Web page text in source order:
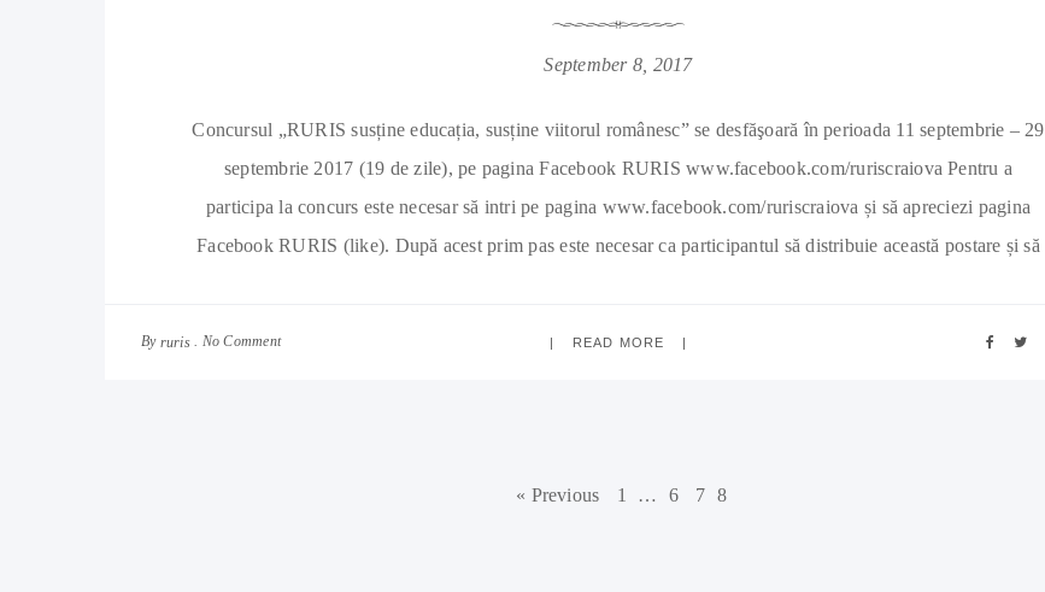
September 8, 2017
Concursul „RURIS susține educația, susține viitorul românesc” se desfăşoară în perioada 11 septembrie – 29
septembrie 2017 (19 de zile), pe pagina Facebook RURIS www.facebook.com/ruriscraiova Pentru a
participa la concurs este necesar să intri pe pagina www.facebook.com/ruriscraiova și să apreciezi pagina
Facebook RURIS (like). După acest prim pas este necesar ca participantul să distribuie această postare și să
By ruris No Comment READ MORE
« Previous 1 … 6 7 8